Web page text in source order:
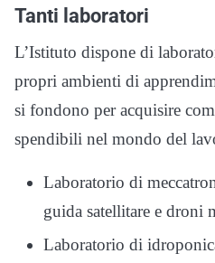
Tanti laboratori
L’Istituto dispone di
propri ambienti di
si fondono per acquisire
spendibili nel mondo del
Laboratorio di
guida satellitare e droni
Laboratorio di